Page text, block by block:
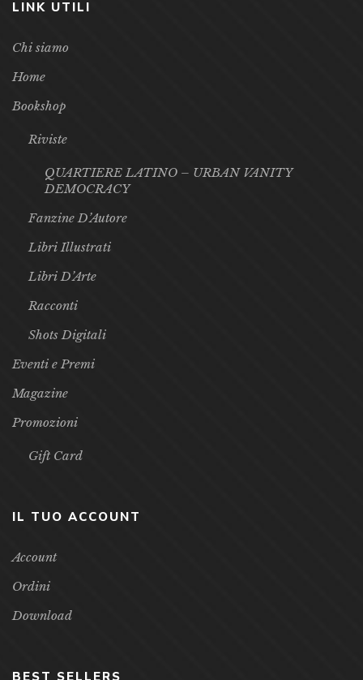
LINK UTILI
Chi siamo
Home
Bookshop
Riviste
QUARTIERE LATINO – URBAN VANITY
DEMOCRACY
Fanzine D’Autore
Libri Illustrati
Libri D’Arte
Racconti
Shots Digitali
Eventi e Premi
Magazine
Promozioni
Gift Card
IL TUO ACCOUNT
Account
Ordini
Download
BEST SELLERS